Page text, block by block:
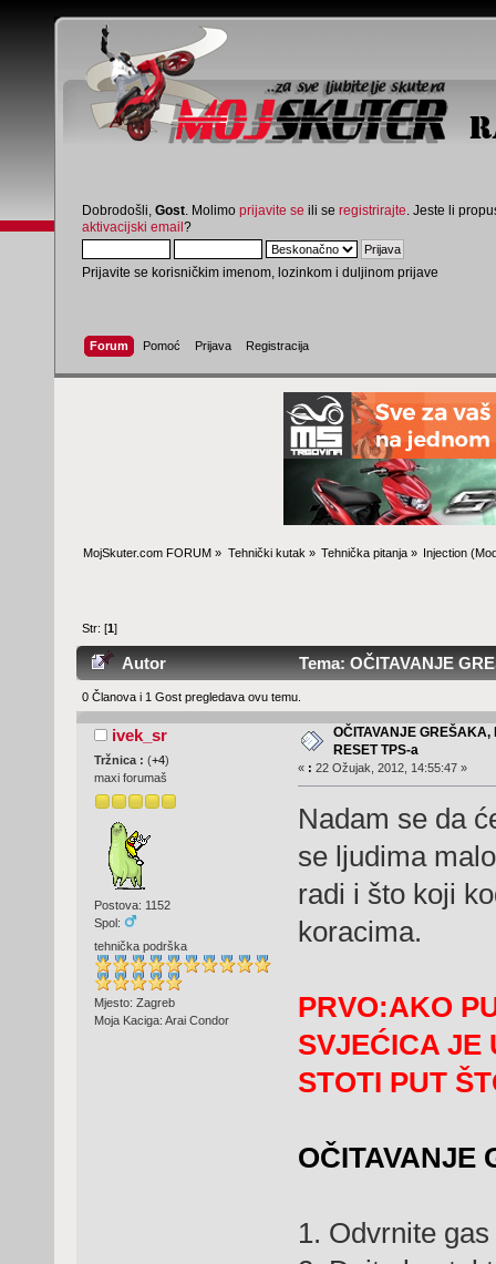
Dobrodošli, Gost . Molimo prijavite se ili se registrirajte . Jeste li
aktivacijski email?
Prijavite se korisničkim imenom, lozinkom i duljinom prijave
Forum Pomoć Prijava Registracija
MojSkuter.com FORUM » Tehnički kutak » Tehnička pitanja» Injection
Str: [1]
Autor Tema: OČITAVANJE
0 Članova i 1 Gost pregledava ovu temu.
ivek_sr
Tržnica : (+4)
maxi forumaš
Postova: 1152
Spol:
tehnička podrška
Mjesto: Zagreb
Moja Kaciga: Arai Condor
OČITAVANJE
RESET TPS-a
« : 22 Ožujak, 2012, 14:55:47 »
Nadam se da
se ljudima
radi i što koji
koracima.
PRVO:AKO
SVJEĆICA JE
STOTI PUT
OČITAVANJE
1. Odvrnite